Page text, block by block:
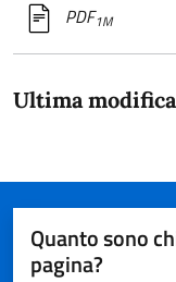
PDF1M
Ultima
Quanto sono
pagina?